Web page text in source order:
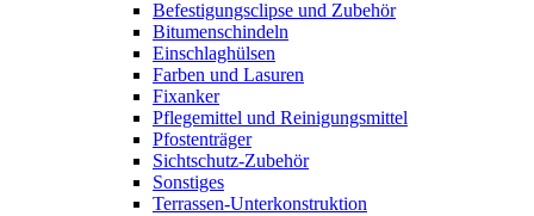
Befestigungsclipse und Zubehör
Bitumenschindeln
Einschlaghülsen
Farben und Lasuren
Fixanker
Pflegemittel und Reinigungsmittel
Pfostenträger
Sichtschutz-Zubehör
Sonstiges
Terrassen-Unterkonstruktion